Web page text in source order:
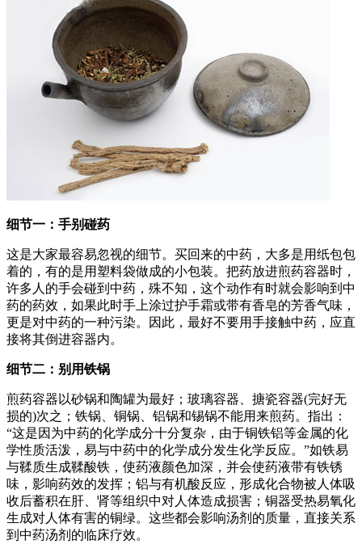
细节一：手别碰药
这是大家最容易忽视的细节。买回来的中药，大多是用纸包包
着的，有的是用塑料袋做成的小包装。把药放进煎药容器时，
许多人的手会碰到中药，殊不知，这个动作有时就会影响到中
药的药效，如果此时手上涂过护手霜或带有香皂的芳香气味，
更是对中药的一种污染。因此，最好不要用手接触中药，应直
接将其倒进容器内。
细节二：别用铁锅
煎药容器以砂锅和陶罐为最好；玻璃容器、搪瓷容器(完好无
损的)次之；铁锅、铜锅、铝锅和锡锅不能用来煎药。指出：
“这是因为中药的化学成分十分复杂，由于铜铁铝等金属的化
学性质活泼，易与中药中的化学成分发生化学反应。”如铁易
与鞣质生成鞣酸铁，使药液颜色加深，并会使药液带有铁锈
味，影响药效的发挥；铝与有机酸反应，形成化合物被人体吸
收后蓄积在肝、肾等组织中对人体造成损害；铜器受热易氧化
生成对人体有害的铜绿。这些都会影响汤剂的质量，直接关系
到中药汤剂的临床疗效。